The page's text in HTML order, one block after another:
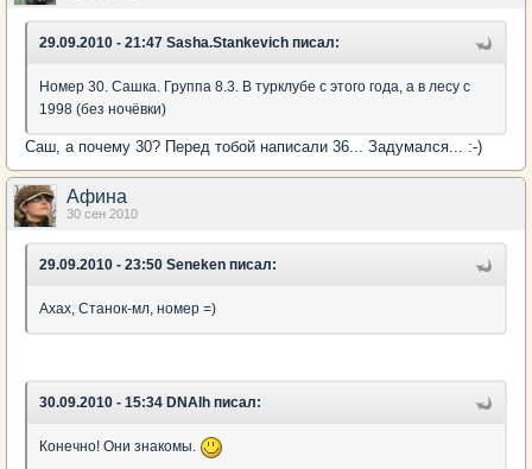
29.09.2010 - 21:47 Sasha.Stankevich писал:
Номер 30. Сашка. Группа 8.3. В турклубе с этого года, а в лесу с
1998 (без ночёвки)
Саш, а почему 30? Перед тобой написали 36... Задумался... :-)
Афина
30 сен 2010
29.09.2010 - 23:50 Seneken писал:
Ахах, Станок-мл, номер =)
30.09.2010 - 15:34 DNAlh писал:
Конечно! Они знакомы.